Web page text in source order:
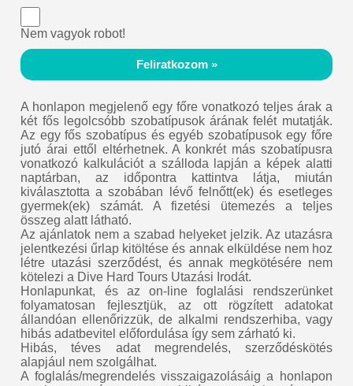
Nem vagyok robot!
Feliratkozom »
A honlapon megjelenő egy főre vonatkozó teljes árak a
két fős legolcsóbb szobatípusok árának felét mutatják.
Az egy fős szobatípus és egyéb szobatípusok egy főre
jutó árai ettől eltérhetnek. A konkrét más szobatípusra
vonatkozó kalkulációt a szálloda lapján a képek alatti
naptárban, az időpontra kattintva látja, miután
kiválasztotta a szobában lévő felnőtt(ek) és esetleges
gyermek(ek) számát. A fizetési ütemezés a teljes
összeg alatt látható.
Az ajánlatok nem a szabad helyeket jelzik. Az utazásra
jelentkezési űrlap kitöltése és annak elküldése nem hoz
létre utazási szerződést, és annak megkötésére nem
kötelezi a Dive Hard Tours Utazási Irodát.
Honlapunkat, és az on-line foglalási rendszerünket
folyamatosan fejlesztjük, az ott rögzített adatokat
állandóan ellenőrizzük, de alkalmi rendszerhiba, vagy
hibás adatbevitel előfordulása így sem zárható ki.
Hibás, téves adat megrendelés, szerződéskötés
alapjául nem szolgálhat.
A foglalás/megrendelés visszaigazolásáig a honlapon